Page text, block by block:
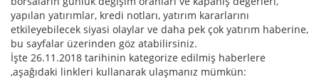
yapılan yatırımlar, kredi notları, yatırım kararlarını
etkileyebilecek siyasi olaylar ve daha pek çok yatırım haberine,
bu sayfalar üzerinden göz atabilirsiniz.
İşte 26.11.2018 tarihinin kategorize edilmiş haberlere
,aşağıdaki linkleri kullanarak ulaşmanız mümkün: